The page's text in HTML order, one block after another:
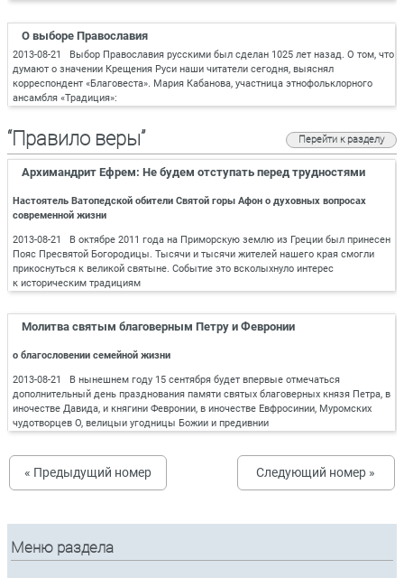
О выборе Православия
2013-08-21 Выбор Православия русскими был сделан 1025 лет назад. О том, что
думают о значении Крещения Руси наши читатели сегодня, выяснял
корреспондент «Благовеста». Мария Кабанова, участница этнофольклорного
ансамбля «Традиция»:
“Правило веры” Перейти к разделу
Архимандрит Ефрем: Не будем отступать перед трудностями
Настоятель Ватопедской обители Святой горы Афон о духовных вопросах
современной жизни
2013-08-21 В октябре 2011 года на Приморскую землю из Греции был принесен
Пояс Пресвятой Богородицы. Тысячи и тысячи жителей нашего края смогли
прикоснуться к великой святыне. Событие это всколыхнуло интерес
к историческим традициям
Молитва святым благоверным Петру и Февронии
о благословении семейной жизни
2013-08-21 В нынешнем году 15 сентября будет впервые отмечаться
дополнительный день празднования памяти святых благоверных князя Петра, в
иночестве Давида, и княгини Февронии, в иночестве Евфросинии, Муромских
чудотворцев О, велицыи угодницы Божии и предивнии
« Предыдущий номер Следующий номер »
Меню раздела